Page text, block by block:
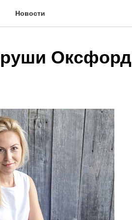
Новости
Оксфорд